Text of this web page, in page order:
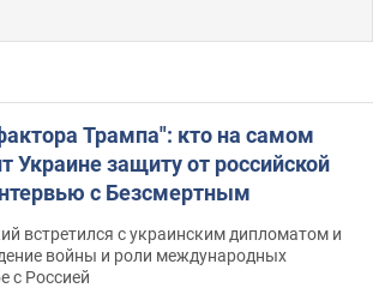
Трампа": кто на самом
Украине защиту от российской
с Безсмертным
встретился с украинским дипломатом и
войны и роли международных
с Россией